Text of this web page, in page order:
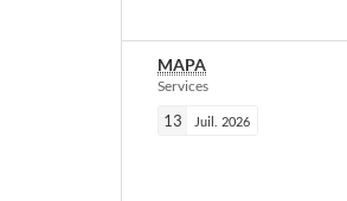
MAPA
Services
13 Juil. 2026